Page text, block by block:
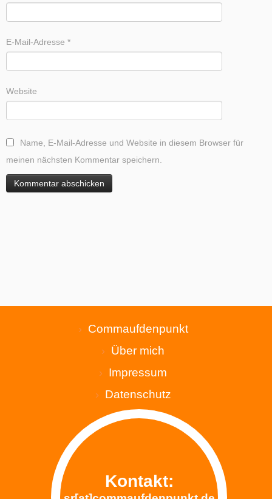
E-Mail-Adresse *
Website
Name, E-Mail-Adresse und Website in diesem Browser für
meinen nächsten Kommentar speichern.
Commaufdenpunkt
Über mich
Impressum
Datenschutz
Blog
Cookie policy (EU)
Kontakt: